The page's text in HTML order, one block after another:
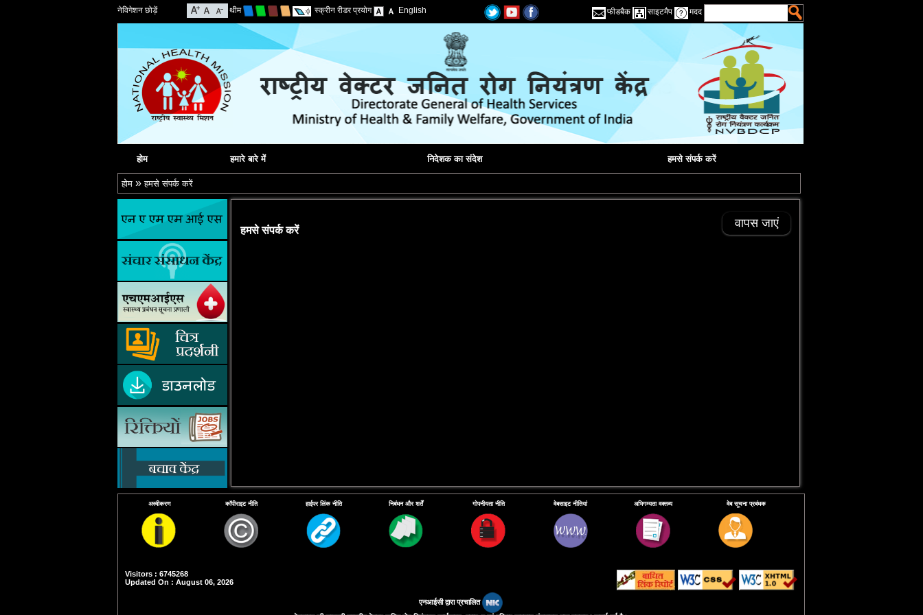
नेविगेशन छोड़ें थीम स्क्रीन रीडर प्रयोग English फीडबैक साइटमैप मदद
होम हमारे बारे में निदेशक का संदेश हमसे संपर्क करें
होम»हमसे संपर्क करें
हमसे संपर्क करें
वापस जाएं
अस्वीकरण कॉपीराइट नीति हाईपर लिंक नीति निबंधन और शर्तें गोपनीयता नीति वेबसाइट नीतियां अभिगम्यता वक्तव्य वेब सूचना प्रबंधक
Visitors : 6745268
Updated On : August 06, 2026
एनआईसी द्वारा प्रचालित